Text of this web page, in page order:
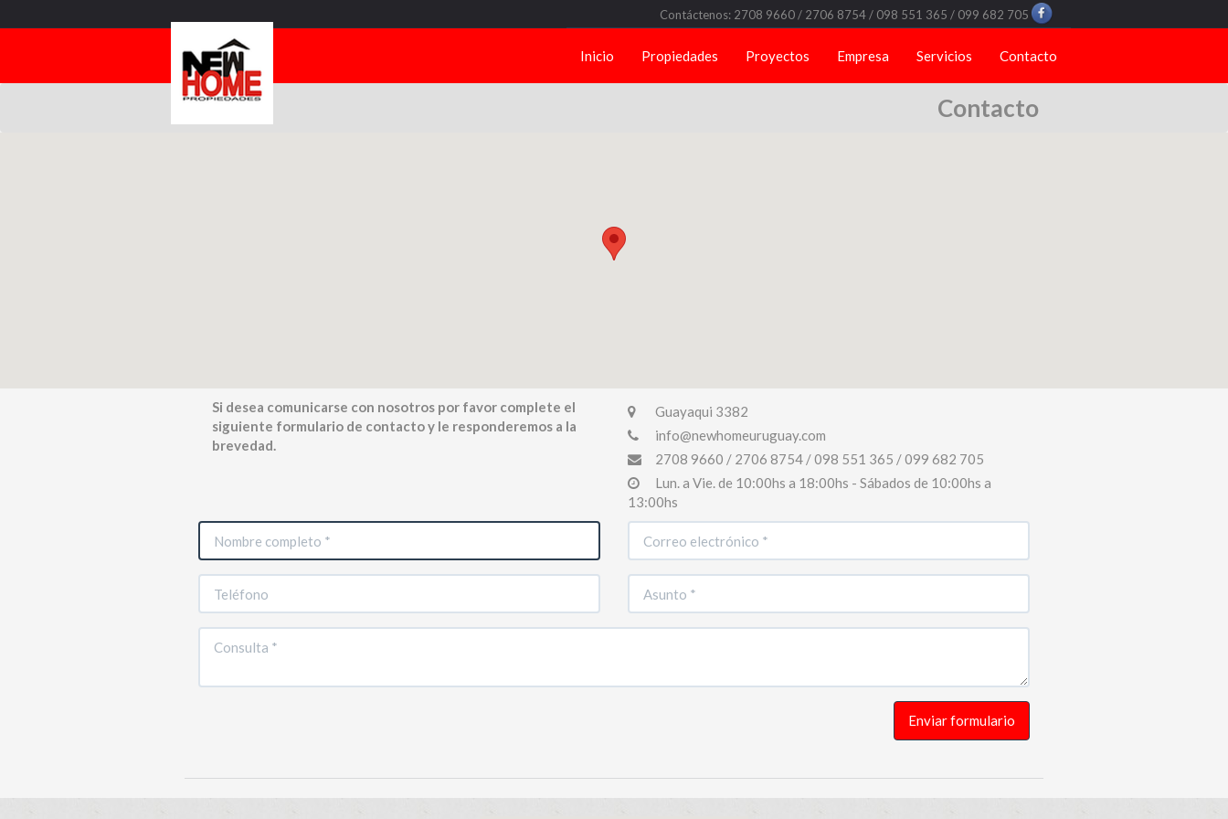
Contáctenos: 2708 9660 / 2706 8754 / 098 551 365 / 099 682 705
Inicio Propiedades Proyectos Empresa Servicios Contacto
Contacto
Si desea comunicarse con nosotros por favor complete el
siguiente formulario de contacto y le responderemos a la
brevedad.
Guayaqui 3382
info@newhomeuruguay.com
2708 9660 / 2706 8754 / 098 551 365 / 099 682 705
Lun. a Vie. de 10:00hs a 18:00hs - Sábados de 10:00hs a
13:00hs
Enviar formulario